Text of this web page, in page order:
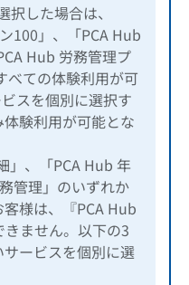
択した場合は、
100」、「PCA Hub
Hub 労務管理プ
べての体験利用が可
スを個別に選択す
験利用が可能とな
」、「PCA Hub 年
管理」のいずれか
様は、『PCA Hub
ません。以下の3
ービスを個別に選